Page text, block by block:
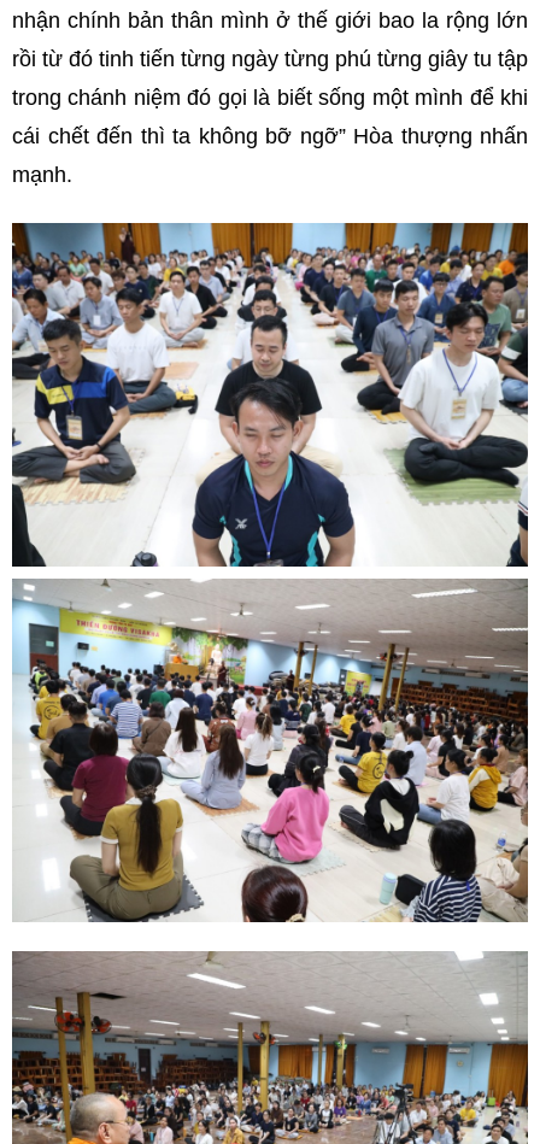
nhận chính bản thân mình ở thế giới bao la rộng lớn
rồi từ đó tinh tiến từng ngày từng phú từng giây tu tập
trong chánh niệm đó gọi là biết sống một mình để khi
cái chết đến thì ta không bỡ ngỡ” Hòa thượng nhấn
mạnh.